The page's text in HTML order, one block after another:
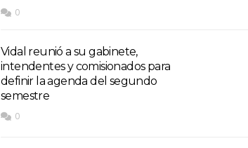
0
Vidal reunió a su gabinete,
intendentes y comisionados para
definir la agenda del segundo
semestre
0